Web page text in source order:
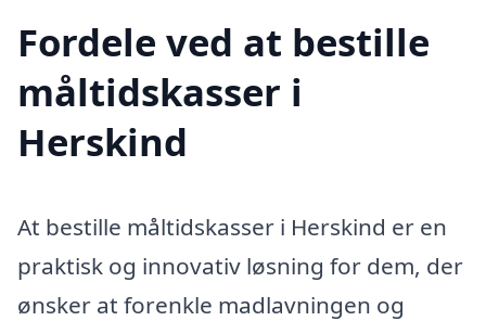
Fordele ved at bestille
måltidskasser i
Herskind
At bestille måltidskasser i Herskind er en
praktisk og innovativ løsning for dem, der
ønsker at forenkle madlavningen og